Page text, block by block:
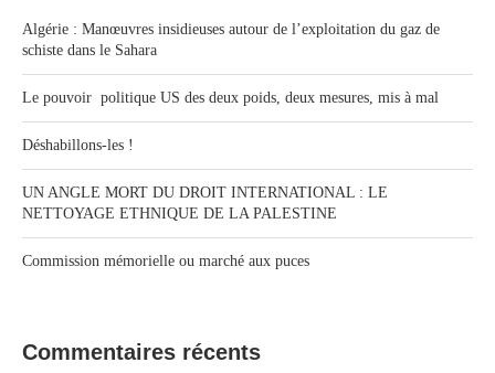
Algérie : Manœuvres insidieuses autour de l’exploitation du gaz de
schiste dans le Sahara
Le pouvoir politique US des deux poids, deux mesures, mis à mal
Déshabillons-les !
UN ANGLE MORT DU DROIT INTERNATIONAL : LE
NETTOYAGE ETHNIQUE DE LA PALESTINE
Commission mémorielle ou marché aux puces
Commentaires récents